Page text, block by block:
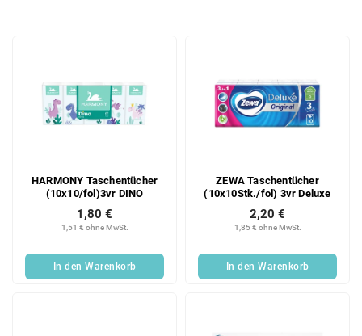
HARMONY Taschentücher
(10x10/fol)3vr DINO
1,51 € ohne MwSt.
1,80 €
In den Warenkorb
ZEWA Taschentücher
(10x10Stk./fol) 3vr Deluxe
1,85 € ohne MwSt.
2,20 €
In den Warenkorb